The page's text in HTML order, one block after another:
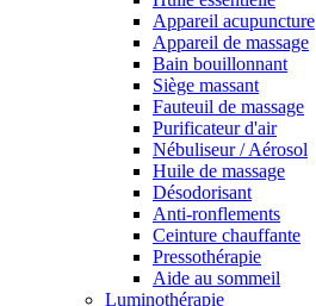
Appareil acupuncture
Appareil de massage
Bain bouillonnant
Siège massant
Fauteuil de massage
Purificateur d'air
Nébuliseur / Aérosol
Huile de massage
Désodorisant
Anti-ronflements
Ceinture chauffante
Pressothérapie
Aide au sommeil
Luminothérapie